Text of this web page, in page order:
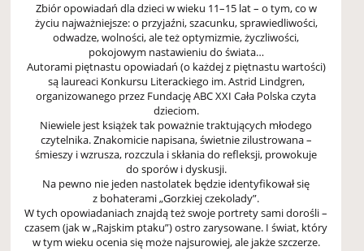
Zbiór opowiadań dla dzieci w wieku 11–15 lat – o tym, co w
życiu najważniejsze: o przyjaźni, szacunku, sprawiedliwości,
odwadze, wolności, ale też optymizmie, życzliwości,
pokojowym nastawieniu do świata…
Autorami piętnastu opowiadań (o każdej z piętnastu wartości)
są laureaci Konkursu Literackiego im. Astrid Lindgren,
organizowanego przez Fundację ABC XXI Cała Polska czyta
dzieciom.
Niewiele jest książek tak poważnie traktujących młodego
czytelnika. Znakomicie napisana, świetnie zilustrowana –
śmieszy i wzrusza, rozczula i skłania do refleksji, prowokuje
do sporów i dyskusji.
Na pewno nie jeden nastolatek będzie identyfikował się
z bohaterami „Gorzkiej czekolady”.
W tych opowiadaniach znajdą też swoje portrety sami dorośli –
czasem (jak w „Rajskim ptaku”) ostro zarysowane. I świat, który
w tym wieku ocenia się może najsurowiej, ale jakże szczerze.